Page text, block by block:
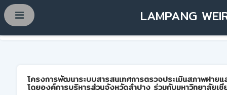
LAMPANG
โครงการพัฒนาระบบสารสนเทศการตรวจประเมินสภาพฝาย
โดยองค์การบริหารส่วนจังหวัดลำปาง ร่วมกับมหาวิทยาลัยเชี